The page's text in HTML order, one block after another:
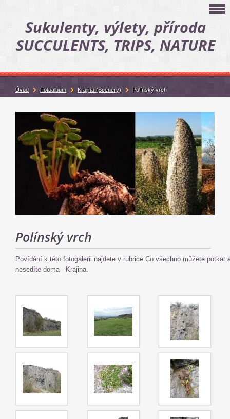
Sukulenty, výlety, příroda
SUCCULENTS, TRIPS, NATURE
Polínský vrch
Povídání k této fotogalerii najdete v rubrice Co všechno můžete potkat
nesedíte doma - Krajina.
Úvod Fotoalbum Krajina (Scenery) Polínský vrch